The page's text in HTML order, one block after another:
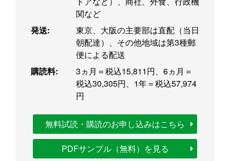
関など
発送:
東京、大阪の主要部は直配（当日
朝配達）、その他地域は第3種郵
便による配送
購読料:
3ヵ月＝税込15,811円、6ヵ月＝
税込30,305円、1年＝税込57,974
円
無料試読・購読のお申し込みはこちら
PDFサンプル（無料）を見る